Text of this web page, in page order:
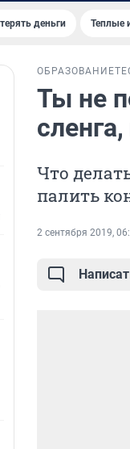
деньги Теплые
ОБРАЗОВАНИЕ
Ты не
Что
палить
2 сентября 2019,